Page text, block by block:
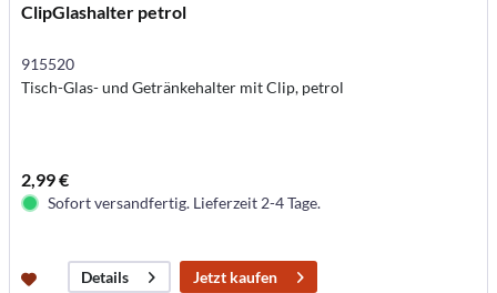
ClipGlashalter petrol
915520
Tisch-Glas- und Getränkehalter mit Clip, petrol
2,99 €
Sofort versandfertig. Lieferzeit 2-4 Tage.
Details Jetzt kaufen